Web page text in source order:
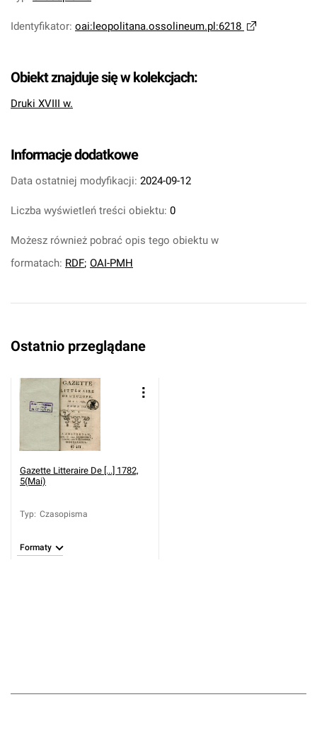
Identyfikator: oai:leopolitana.ossolineum.pl:6218
Obiekt znajduje się w kolekcjach:
Druki XVIII w.
Informacje dodatkowe
Data ostatniej modyfikacji: 2024-09-12
Liczba wyświetleń treści obiektu: 0
Możesz również pobrać opis tego obiektu w
formatach: RDF; OAI-PMH
Ostatnio przeglądane
Gazette Litteraire De [...] 1782,
5(Mai)
Typ: Czasopisma
Formaty